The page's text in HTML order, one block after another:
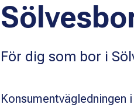
För dig som bor i